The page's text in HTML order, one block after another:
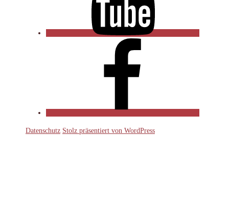
Datenschutz Stolz präsentiert von WordPress